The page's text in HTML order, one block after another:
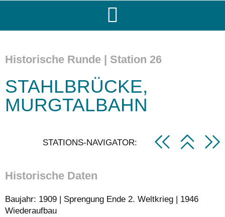
Historische Runde | Station 26
STAHLBRÜCKE,
MURGTALBAHN
STATIONS-NAVIGATOR:
Historische Daten
Baujahr: 1909 | Sprengung Ende 2. Weltkrieg | 1946
Wiederaufbau